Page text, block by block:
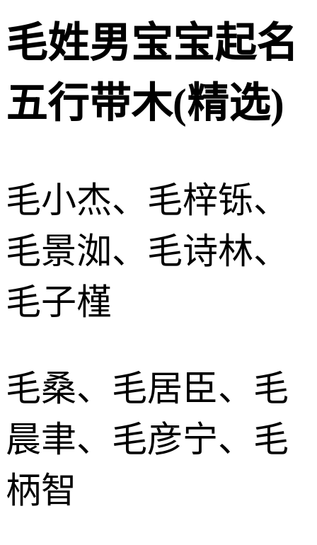
毛姓男宝宝起名
五行带木(精选)
毛小杰、毛梓铄、
毛景洳、毛诗林、
毛子槿
毛桑、毛居臣、毛
晨聿、毛彦宁、毛
柄智